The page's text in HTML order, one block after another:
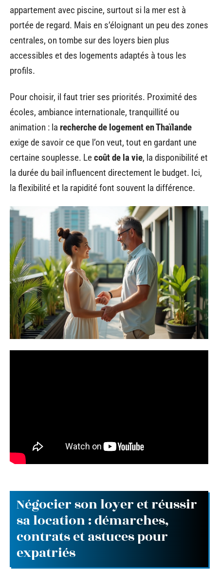
appartement avec piscine, surtout si la mer est à
portée de regard. Mais en s’éloignant un peu des zones
centrales, on tombe sur des loyers bien plus
accessibles et des logements adaptés à tous les
profils.
Pour choisir, il faut trier ses priorités. Proximité des
écoles, ambiance internationale, tranquillité ou
animation : la recherche de logement en Thaïlande
exige de savoir ce que l’on veut, tout en gardant une
certaine souplesse. Lecoût de la vie, la disponibilité et
la durée du bail influencent directement le budget. Ici,
la flexibilité et la rapidité font souvent la différence.
Négocier son loyer et réussir
sa location : démarches,
contrats et astuces pour
expatriés